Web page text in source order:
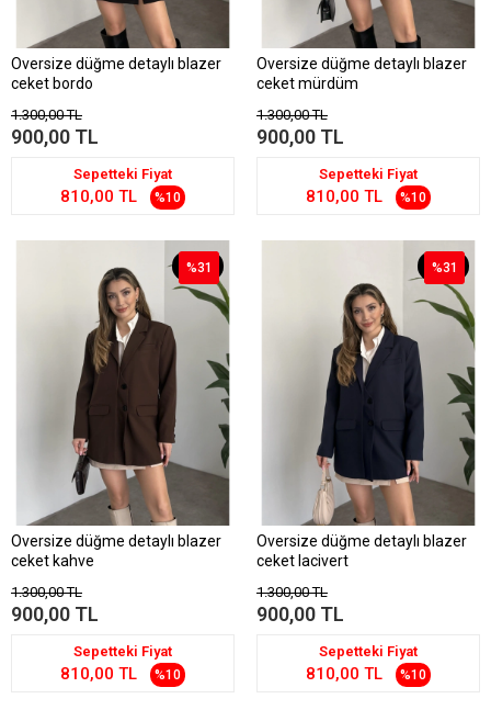
Oversize düğme detaylı blazer
ceket bordo
1.300,00 TL
900,00 TL
Sepetteki Fiyat
810,00 TL %10
Oversize düğme detaylı blazer
ceket mürdüm
1.300,00 TL
900,00 TL
Sepetteki Fiyat
810,00 TL %10
%31
Oversize düğme detaylı blazer
ceket kahve
%31
1.300,00 TL
900,00 TL
Sepetteki Fiyat
810,00 TL %10
%31
Oversize düğme detaylı blazer
ceket lacivert
%31
1.300,00 TL
900,00 TL
Sepetteki Fiyat
810,00 TL %10